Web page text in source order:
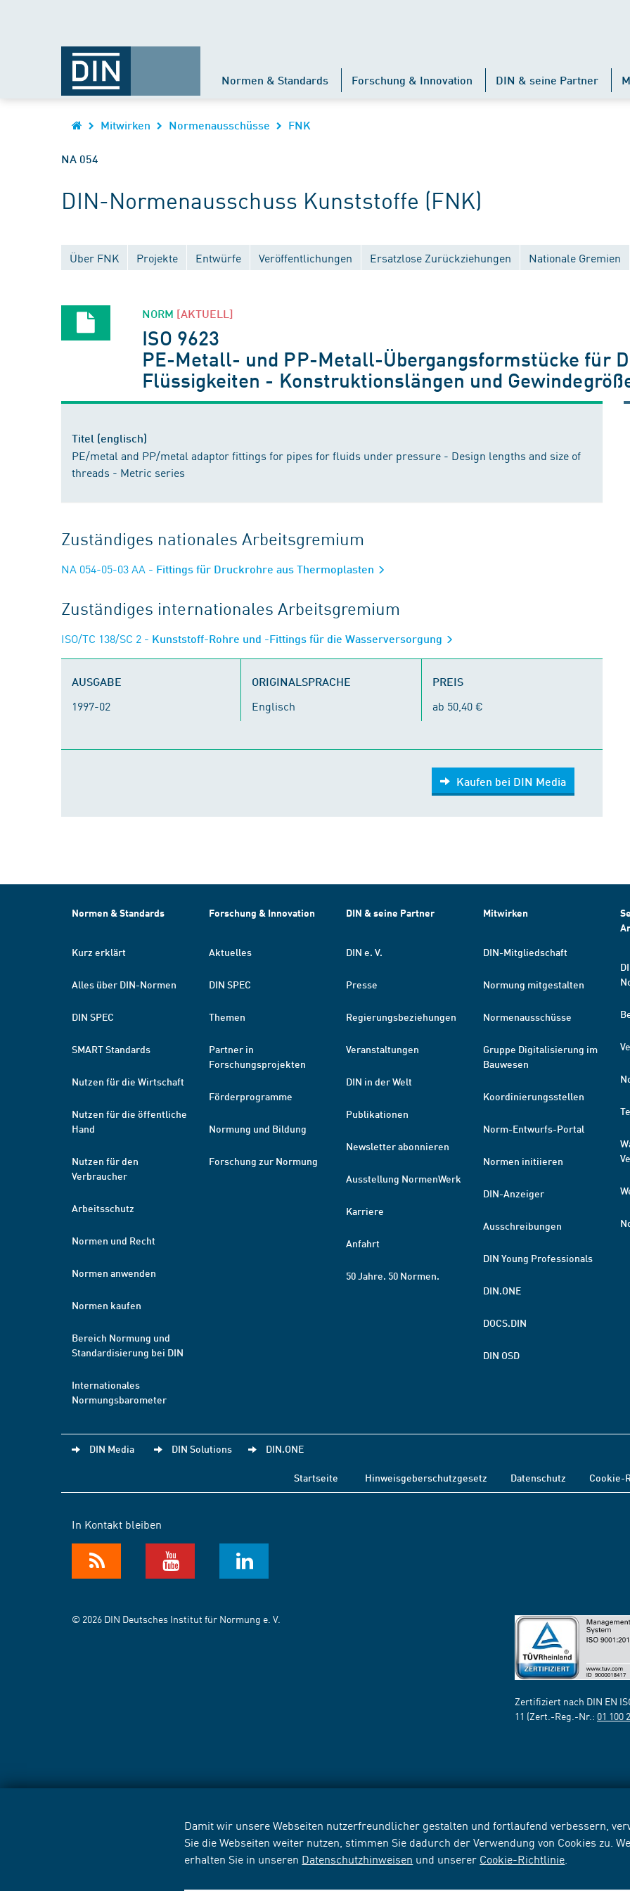
Damit wir unsere Webseiten nutzerfreundlicher gestalten und fortlaufend verbessern,
Sie die Webseiten weiter nutzen, stimmen Sie dadurch der Verwendung von Cookies zu.
erhalten Sie in unseren Datenschutzhinweisen und unserer Cookie-Richtlinie
Normen & Standards Forschung & Innovation DIN & seine Partner
Mitwirken Normenausschüsse FNK
NA 054
DIN-Normenausschuss Kunststoffe (FNK)
Über FNK Projekte Entwürfe Veröffentlichungen Ersatzlose Zurückziehungen Nationale Gremien
NORM [AKTUELL]
ISO 9623
PE-Metall- und PP-Metall-Übergangsformstücke für
Flüssigkeiten - Konstruktionslängen und
Titel (englisch)
PE/metal and PP/metal adaptor fittings for pipes for fluids under pressure - Design lengths and size of
threads - Metric series
Zuständiges nationales Arbeitsgremium
NA 054-05-03 AA - Fittings für Druckrohre aus Thermoplasten
Zuständiges internationales Arbeitsgremium
ISO/TC 138/SC 2 - Kunststoff-Rohre und -Fittings für die Wasserversorgung
AUSGABE
1997-02
ORIGINALSPRACHE
Englisch
PREIS
ab 50,40 €
Kaufen bei DIN Media
Normen & Standards
Kurz erklärt
Alles über DIN-Normen
DIN SPEC
SMART Standards
Nutzen für die Wirtschaft
Nutzen für die öffentliche
Hand
Nutzen für den
Verbraucher
Arbeitsschutz
Normen und Recht
Normen anwenden
Normen kaufen
Bereich Normung und
Standardisierung bei DIN
Internationales
Normungsbarometer
Forschung & Innovation
Aktuelles
DIN SPEC
Themen
Partner in
Forschungsprojekten
Förderprogramme
Normung und Bildung
Forschung zur Normung
DIN & seine Partner
DIN e. V.
Presse
Regierungsbeziehungen
Veranstaltungen
DIN in der Welt
Publikationen
Newsletter abonnieren
Ausstellung NormenWerk
Karriere
Anfahrt
50 Jahre. 50 Normen.
Mitwirken
DIN-Mitgliedschaft
Normung mitgestalten
Normenausschüsse
Gruppe Digitalisierung im
Bauwesen
Koordinierungsstellen
Norm-Entwurfs-Portal
Normen initiieren
DIN-Anzeiger
Ausschreibungen
DIN Young Professionals
DIN.ONE
DOCS.DIN
DIN OSD
DIN Media DIN Solutions DIN.ONE
Startseite Hinweisgeberschutzgesetz Datenschutz Cookie-
In Kontakt bleiben
© 2026 DIN Deutsches Institut für Normung e. V.
Zertifiziert nach DIN EN
11 (Zert.-Reg.-Nr.: 01 100